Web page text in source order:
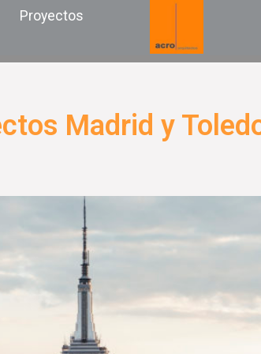
Proyectos
Madrid y